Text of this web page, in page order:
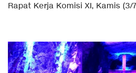
Rapat Kerja Komisi XI, Kamis (3/